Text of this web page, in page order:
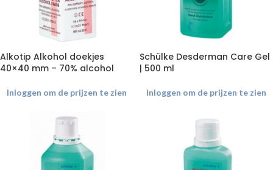
Alkotip Alkohol doekjes
40×40 mm – 70% alcohol
Inloggen om de prijzen te zien
Schülke Desderman Care Gel
| 500 ml
Inloggen om de prijzen te zien